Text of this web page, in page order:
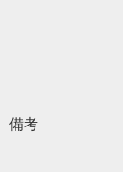
備考